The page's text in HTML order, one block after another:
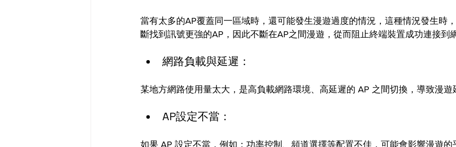
當有太多的AP覆蓋同一區域時，還可能發生漫遊過度的情況，這種情況發生時
斷找到訊號更強的AP，因此不斷在AP之間漫遊，從而阻止終端裝置成功連接到
網路負載與延遲：
某地方網路使用量太大，是高負載網路環境、高延遲的 AP 之間切換，導致漫遊
AP設定不當：
如果 AP 設定不當，例如：功率控制、頻道選擇等配置不佳，可能會影響漫遊的